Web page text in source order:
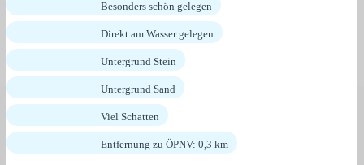
Besonders schön gelegen
Direkt am Wasser gelegen
Untergrund Stein
Untergrund Sand
Viel Schatten
Entfernung zu ÖPNV: 0,3 km